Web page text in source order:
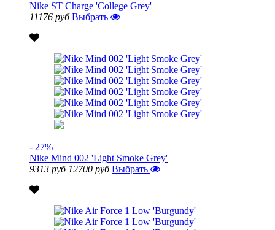
Nike ST Charge 'College Grey'
11176 руб Выбрать
- 27%
Nike Mind 002 'Light Smoke Grey'
9313 руб 12700 руб Выбрать